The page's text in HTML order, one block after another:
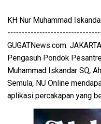
KH Nur Muhammad
GUGATNews.com.
Pengasuh Pondok
Muhammad Iskandar SQ,
Semula, NU Online
aplikasi percakapan yang